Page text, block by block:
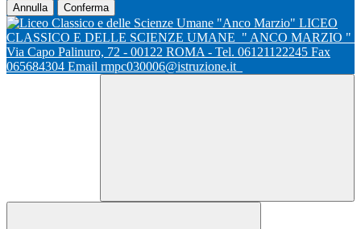
Annulla Conferma
LICEO
CLASSICO E DELLE SCIENZE UMANE " ANCO MARZIO "
Via Capo Palinuro, 72 - 00122 ROMA - Tel. 06121122245 Fax
065684304 Email rmpc030006@istruzione.it